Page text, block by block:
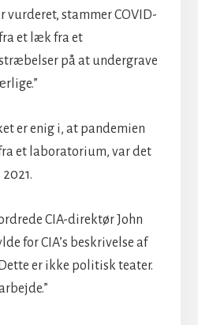
vurderet, stammer COVID-
et læk fra et
på at undergrave
er enig i, at pandemien
et laboratorium, var det
CIA-direktør John
for CIA’s beskrivelse af
er ikke politisk teater.